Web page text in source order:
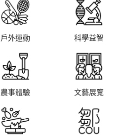
戶外運動 科學益智
農事體驗 文藝展覽